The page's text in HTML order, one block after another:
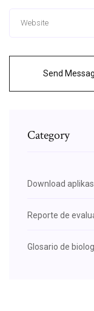
Send
Category
Download
Reporte de
Glosario de